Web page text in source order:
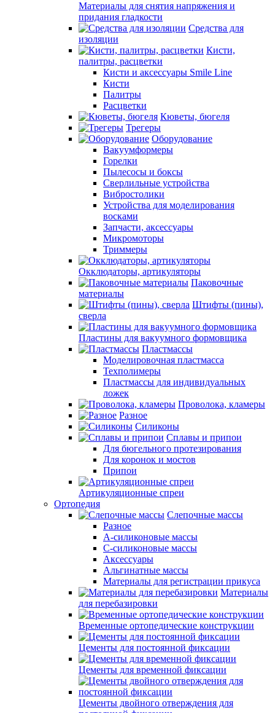
Материалы для снятия напряжения и
придания гладкости
Средства для
изоляции
Кисти,
палитры, расцветки
Кисти и аксессуары Smile Line
Кисти
Палитры
Расцветки
Кюветы, бюгеля
Трегеры
Оборудование
Вакуумформеры
Горелки
Пылесосы и боксы
Сверлильные устройства
Вибростолики
Устройства для моделирования
восками
Запчасти, аксессуары
Микромоторы
Триммеры
Окклюдаторы, артикуляторы
Паковочные
материалы
Штифты (пины),
сверла
Пластины для вакуумного формовщика
Пластмассы
Моделировочная пластмасса
Техполимеры
Пластмассы для индивидуальных
ложек
Проволока, кламеры
Разное
Силиконы
Сплавы и припои
Для бюгельного протезирования
Для коронок и мостов
Припои
Артикуляционные спреи
Ортопедия
Слепочные массы
Разное
А-силиконовые массы
С-силиконовые массы
Аксессуары
Альгинатные массы
Материалы для регистрации прикуса
Материалы
для перебазировки
Временные ортопедические конструкции
Цементы для постоянной фиксации
Цементы для временной фиксации
Цементы двойного отверждения для